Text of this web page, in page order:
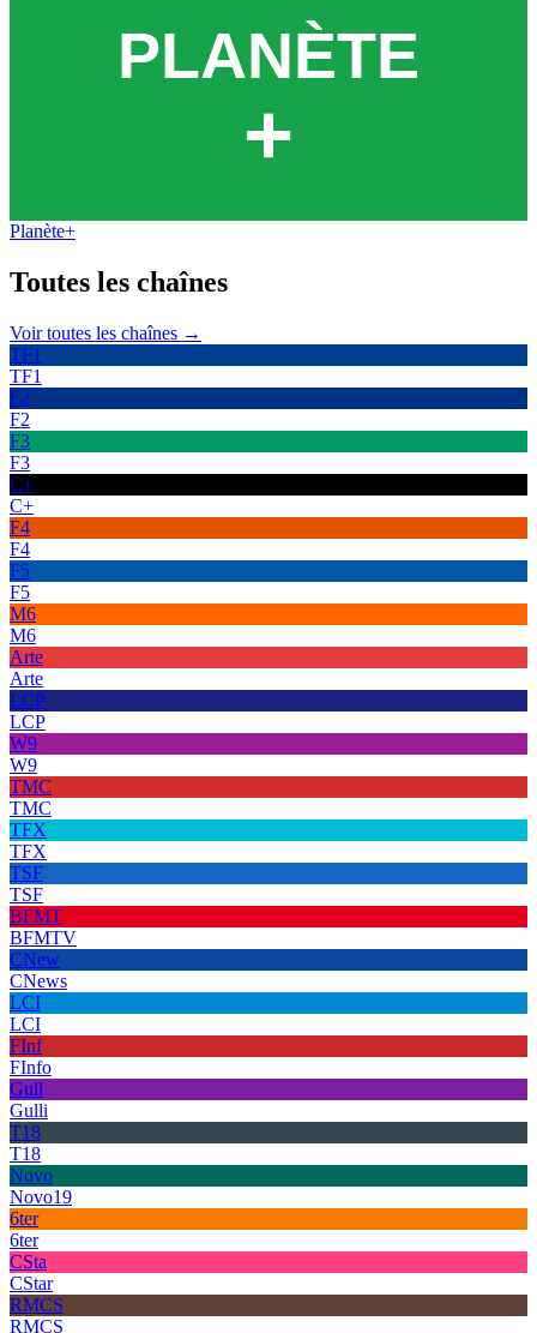
Planète+
Toutes les chaînes
Voir toutes les chaînes →
TF1
TF1
F2
F2
F3
F3
C+
C+
F4
F4
F5
F5
M6
M6
Arte
Arte
LCP
LCP
W9
W9
TMC
TMC
TFX
TFX
TSF
TSF
BFMT
BFMTV
CNew
CNews
LCI
LCI
FInf
FInfo
Gull
Gulli
T18
T18
Novo
Novo19
6ter
6ter
CSta
CStar
RMCS
RMCS